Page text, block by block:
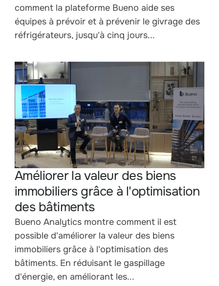
comment la plateforme Bueno aide ses
équipes à prévoir et à prévenir le givrage des
réfrigérateurs, jusqu'à cinq jours...
Améliorer la valeur des biens
immobiliers grâce à l'optimisation
des bâtiments
Bueno Analytics montre comment il est
possible d'améliorer la valeur des biens
immobiliers grâce à l'optimisation des
bâtiments. En réduisant le gaspillage
d'énergie, en améliorant les...